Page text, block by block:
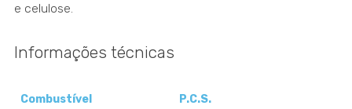
e celulose.
Informações técnicas
Combustível P.C.S.